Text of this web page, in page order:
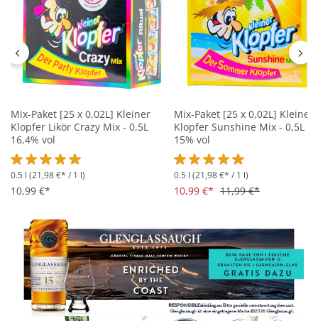
Mix-Paket [25 x 0,02L] Kleiner
Klopfer Likör Crazy Mix - 0,5L
16,4% vol
Durchschnittliche Bewertung von 5 von 5 Sternen
0.5 l (21,98 €* / 1 l)
10,99 €*
Mix-Paket [25 x 0,02L] Kleiner
Klopfer Sunshine Mix - 0,5L
15% vol
Durchschnittliche
0.5 l (21,98 €* / 1 l)
10,99 €* 11,99 €*